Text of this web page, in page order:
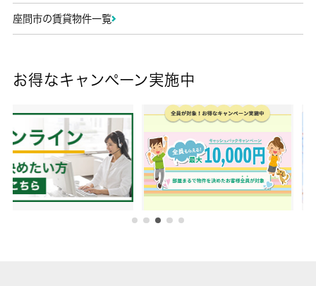
座間市の賃貸物件一覧
お得なキャンペーン実施中